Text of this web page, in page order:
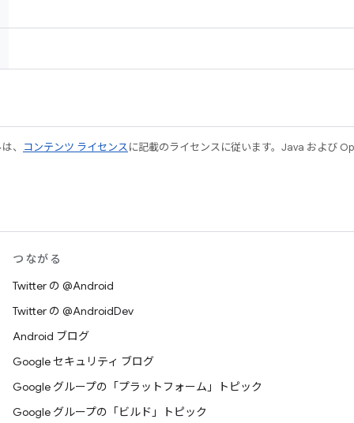
、 コンテンツ ライセンスに記載のライセンスに従います。Java および
つながる
Twitter の @Android
Twitter の @AndroidDev
Android ブログ
Google セキュリティ ブログ
Google グループの「プラットフォーム」トピック
Google グループの「ビルド」トピック